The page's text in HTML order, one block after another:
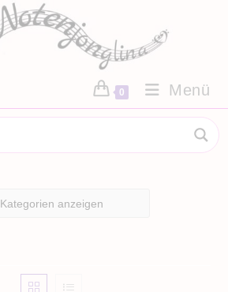
0 Menü
Kategorien anzeigen